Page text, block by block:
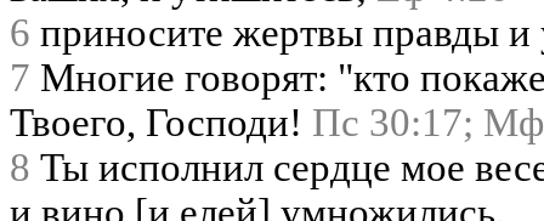
6 приносите жертвы правды и
7 Многие говорят: "кто
Твоего, Господи! Пс 30:17; Мф
8 Ты исполнил сердце мое
и вино [и елей] умножились.